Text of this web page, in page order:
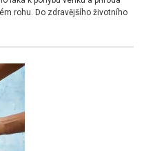
rohu. Do zdravějšího životního